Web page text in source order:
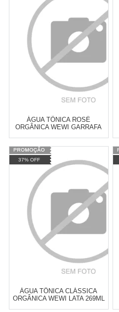
Revendedor)
10 x
Cat:
COMPRAR
ÁGUA TÔNICA ROSÉ
ORGÂNICA WEWI GARRAFA
Varejo:
Atacado: R$ 2.550,90 (Apenas
Revendedor)
10 x
Cat:
COMPRAR
37% OFF
ÁGUA TÔNICA CLÁSSICA
ORGÂNICA WEWI LATA 269ML